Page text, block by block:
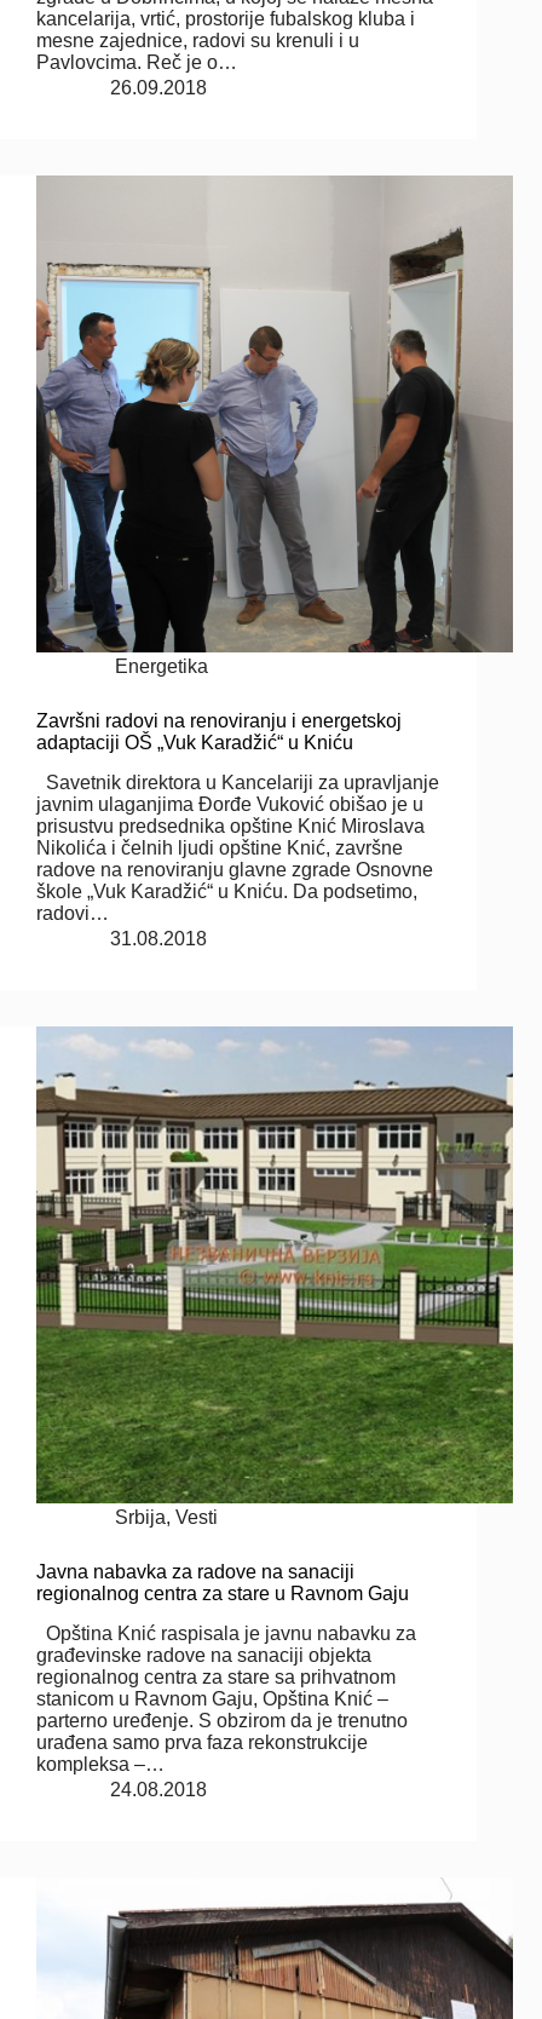
kancelarija, vrtić, prostorije fubalskog kluba i
mesne zajednice, radovi su krenuli i u
Pavlovcima. Reč je o…
26.09.2018
Energetika
Završni radovi na renoviranju i energetskoj
adaptaciji OŠ „Vuk Karadžić“ u Kniću
Savetnik direktora u Kancelariji za upravljanje
javnim ulaganjima Đorđe Vuković obišao je u
prisustvu predsednika opštine Knić Miroslava
Nikolića i čelnih ljudi opštine Knić, završne
radove na renoviranju glavne zgrade Osnovne
škole „Vuk Karadžić“ u Kniću. Da podsetimo,
radovi…
31.08.2018
Srbija,Vesti
Javna nabavka za radove na sanaciji
regionalnog centra za stare u Ravnom Gaju
Opština Knić raspisala je javnu nabavku za
građevinske radove na sanaciji objekta
regionalnog centra za stare sa prihvatnom
stanicom u Ravnom Gaju, Opština Knić –
parterno uređenje. S obzirom da je trenutno
urađena samo prva faza rekonstrukcije
kompleksa –…
24.08.2018